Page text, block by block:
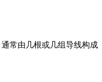
常由几根或几组导线构成